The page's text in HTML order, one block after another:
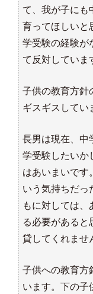
て、我が子にも
育ってほしいと
学受験の経験が
て反対していま
子供の教育方針
ギスギスしてい
長男は現在、中
学受験したいか
はあいまいです
いう気持ちだっ
もに対しては
る必要があると
貸してくれませ
子供への教育方
います。下の子